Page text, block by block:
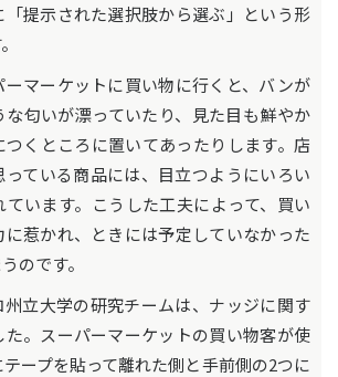
提示された選択肢から選ぶ」という形
マーケットに買い物に行くと、バンが
匂いが漂っていたり、見た目も鮮やか
つくところに置いてあったりします。店
ている商品には、目立つようにいろい
ています。こうした工夫によって、買い
惹かれ、ときには予定していなかった
のです。
立大学の研究チームは、ナッジに関す
。スーパーマーケットの買い物客が使
ープを貼って離れた側と手前側の2つに